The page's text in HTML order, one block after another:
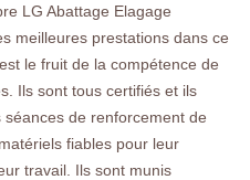
LG Abattage Elagage
meilleures prestations dans ce
le fruit de la compétence de
Ils sont tous certifiés et ils
de renforcement de
fiables pour leur
travail. Ils sont munis